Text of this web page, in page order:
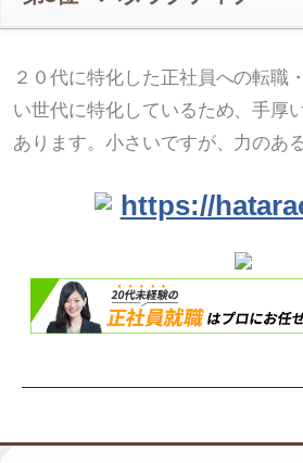
２０代に特化した正社員への転職
い世代に特化しているため、手厚
あります。小さいですが、力のあ
https://